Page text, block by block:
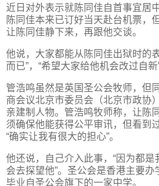
近日对外表示就陈同佳自首事宜居
陈同佳本来已订好当天赴台机票，
让陈同佳静下来，再跟他交谈。
他说，大家都能从陈同佳出狱时的
而已”，“希望大家给他机会改过自新”
管浩鸣虽然是英国圣公会牧师，但
商会议北京市委员会（北京市政协
亲建制人物。管浩鸣牧师称，让陈
须确保他能获得公平审讯，但看到
“确实让我有很大的担心”。
他还说，自己介入此事，“因为都
会去探望他”。圣公会是香港主要
毕业自圣公会旗下的一家中学。